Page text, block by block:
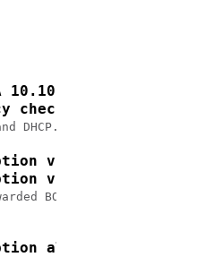
giaddr
check
DHCP. */
vpn
vpn-mode rfc
messages
allow-untrusted